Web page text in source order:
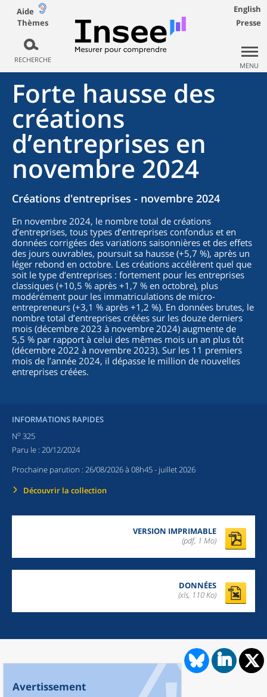
Aide
Thèmes
RECHERCHE
English
Presse
MENU
Forte hausse des
créations
d’entreprises en
novembre 2024
Créations d'entreprises - novembre 2024
En novembre 2024, le nombre total de créations
d’entreprises, tous types d’entreprises confondus et en
données corrigées des variations saisonnières et des effets
des jours ouvrables, poursuit sa hausse (+5,7 %), après un
léger rebond en octobre. Les créations accélèrent quel que
soit le type d’entreprises : fortement pour les entreprises
classiques (+10,5 % après +1,7 % en octobre), plus
modérément pour les immatriculations de micro-
entrepreneurs (+3,1 % après +1,2 %). En données brutes, le
nombre total d’entreprises créées sur les douze derniers
mois (décembre 2023 à novembre 2024) augmente de
5,5 % par rapport à celui des mêmes mois un an plus tôt
(décembre 2022 à novembre 2023). Sur les 11 premiers
mois de l’année 2024, il dépasse le million de nouvelles
entreprises créées.
INFORMATIONS RAPIDES
No 325
Paru le : 20/12/2024
Prochaine parution : 26/08/2026 à 08h45- juillet 2026
Découvrir la collection
VERSION IMPRIMABLE
(pdf, 1 Mo)
DONNÉES
(xls, 110 Ko)
Avertissement